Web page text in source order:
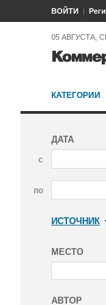
ВОЙТИ
05 АВГУСТА,
КАТЕГОРИИ
ДАТА
с
по
ИСТОЧНИК
МЕСТО
АВТОР